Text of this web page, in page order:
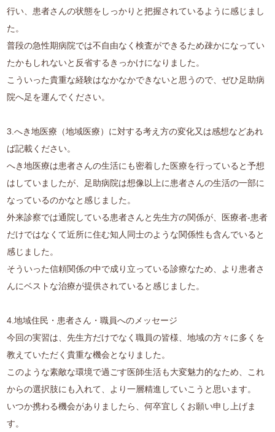
行い、患者さんの状態をしっかりと把握されているように感じまし
た。
普段の急性期病院では不自由なく検査ができるため疎かになってい
たかもしれないと反省するきっかけになりました。
こういった貴重な経験はなかなかできないと思うので、ぜひ足助病
院へ足を運んでください。
3.へき地医療（地域医療）に対する考え方の変化又は感想などあれ
ば記載ください。
へき地医療は患者さんの生活にも密着した医療を行っていると予想
はしていましたが、足助病院は想像以上に患者さんの生活の一部に
なっているのかなと感じました。
外来診察では通院している患者さんと先生方の関係が、医療者-患者
だけではなくて近所に住む知人同士のような関係性も含んでいると
感じました。
そういった信頼関係の中で成り立っている診療なため、より患者さ
んにベストな治療が提供されていると感じました。
4.地域住民・患者さん・職員へのメッセージ
今回の実習は、先生方だけでなく職員の皆様、地域の方々に多くを
教えていただく貴重な機会となりました。
このような素敵な環境で過ごす医師生活も大変魅力的なため、これ
からの選択肢にも入れて、より一層精進していこうと思います。
いつか携わる機会がありましたら、何卒宜しくお願い申し上げま
す。